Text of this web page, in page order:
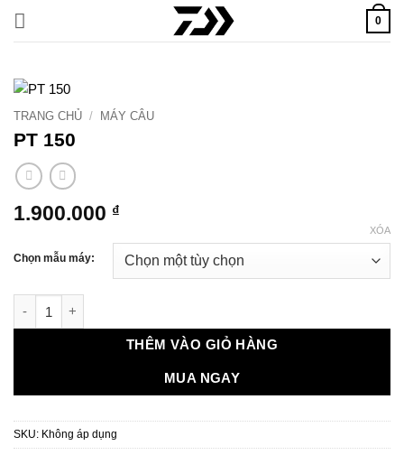
qua
0
TRANG CHỦ / MÁY CÂU
PT 150
1.900.000 ₫
Chọn mẫu máy:
XÓA
THÊM VÀO GIỎ HÀNG
MUA NGAY
SKU: Không áp dụng